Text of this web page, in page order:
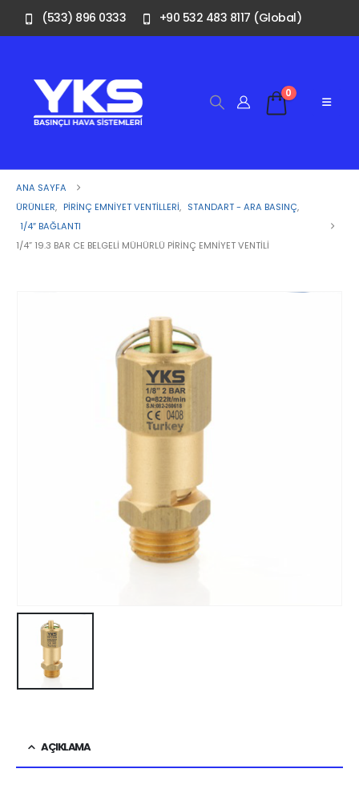
(533) 896 0333 +90 532 483 8117 (Global)
0
ANA SAYFA
ÜRÜNLER, PIRINÇ EMNIYET VENTILLERI, STANDART - ARA BASINÇ,
1/4″ BAĞLANTI
1/4” 19.3 BAR CE BELGELI MÜHÜRLÜ PIRINÇ EMNIYET VENTILI
AÇIKLAMA